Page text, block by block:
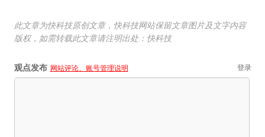
此文章为快科技原创文章，快科技网站保留文章图片及文字内容
版权，如需转载此文章请注明出处：快科技
观点发布 网站评论、账号管理说明 登录